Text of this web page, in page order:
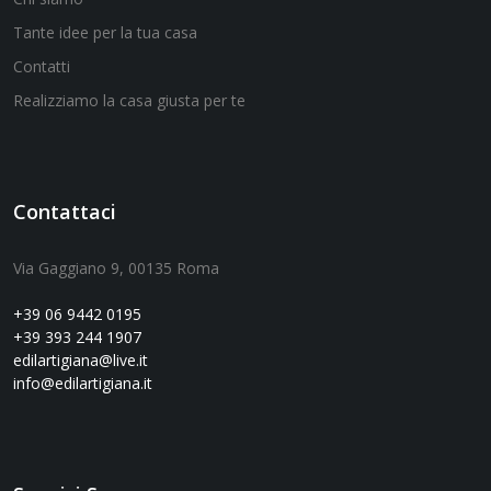
Tante idee per la tua casa
Contatti
Realizziamo la casa giusta per te
Contattaci
Via Gaggiano 9, 00135 Roma
+39 06 9442 0195
+39 393 244 1907
edilartigiana@live.it
info@edilartigiana.it